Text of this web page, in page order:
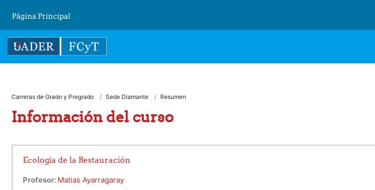
Página Principal
Carreras de Grado y Pregrado Sede Diamante Resumen
Información del curso
Ecología de la Restauración
Profesor: Matias Ayarragaray